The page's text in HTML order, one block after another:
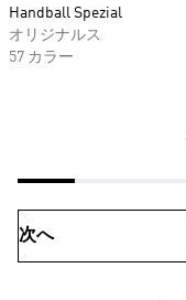
Handball Spezial
オリジナルス
57 カラー
次へ